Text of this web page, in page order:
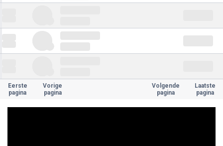
Eerste
pagina
Vorige
pagina
Volgende
pagina
Laatste
pagina